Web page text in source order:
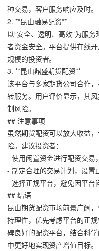
种交易，客户服务响应及时。
2. **昆山融易配资**
以“安全、透明、高效”为服
者资金安全。平台提供在线
规模的投资者。
3. **昆山鼎盛期货配资**
该平台与多家期货公司合作
转服务。用户评价显示，其
制风险。
## 注意事项
虽然期货配资可以放大收益
险。建议投资者：
- 使用闲置资金进行配资交易
- 制定合理的交易计划，设置
- 选择正规平台，避免因平台
## 结语
昆山期货配资市场前景广阔
持理性，优先考虑平台的正
碑良好的配资平台，结合科
中更好地实现资产增值目标。